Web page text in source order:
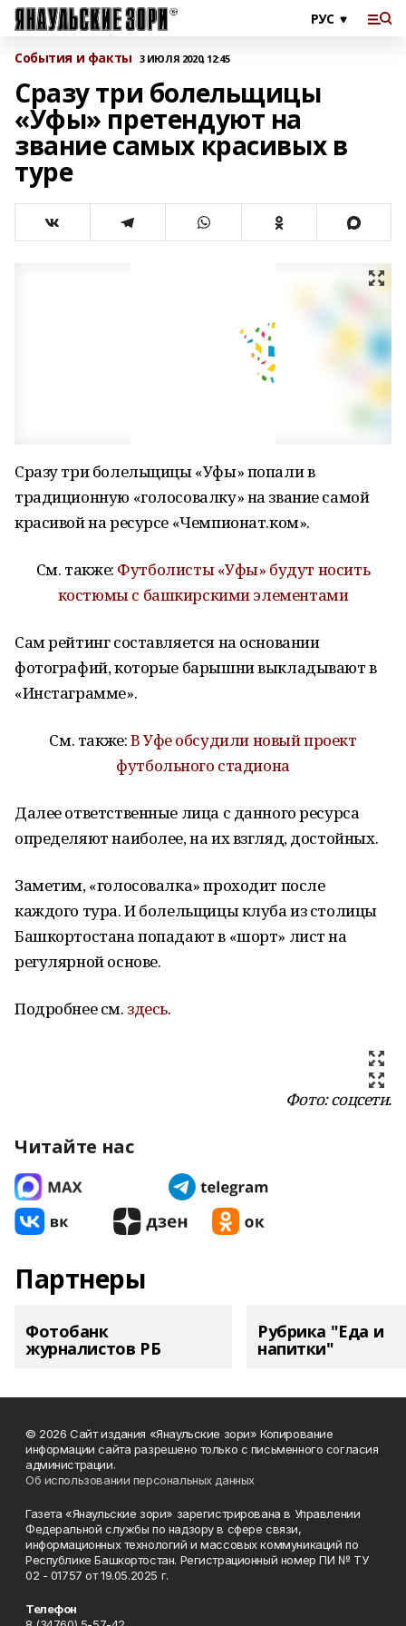
События и факты 3 ИЮЛЯ 2020, 12:45
Сразу три болельщицы
«Уфы» претендуют на
звание самых красивых в
туре
Сразу три болельщицы «Уфы» попали в
традиционную «голосовалку» на звание самой
красивой на ресурсе «Чемпионат.ком».
См. также: Футболисты «Уфы» будут носить
костюмы с башкирскими элементами
Сам рейтинг составляется на основании
фотографий, которые барышни выкладывают в
«Инстаграмме».
См. также:В Уфе обсудили новый проект
футбольного стадиона
Далее ответственные лица с данного ресурса
определяют наиболее, на их взгляд, достойных.
Заметим, «голосовалка» проходит после
каждого тура. И болельщицы клуба из столицы
Башкортостана попадают в «шорт» лист на
регулярной основе.
Подробнее см. здесь.
Фото: соцсети.
Читайте нас
Партнеры
Фотобанк
журналистов РБ
Рубрика "Еда и
напитки"
© 2026 Сайт издания «Янаульские зори» Копирование
информации сайта разрешено только с письменного согласия
администрации.
Об использовании персональных данных
Газета «Янаульские зори» зарегистрирована в Управлении
Федеральной службы по надзору в сфере связи,
информационных технологий и массовых коммуникаций по
Республике Башкортостан. Регистрационный номер ПИ № ТУ
02 - 01757 от 19.05.2025 г.
Телефон